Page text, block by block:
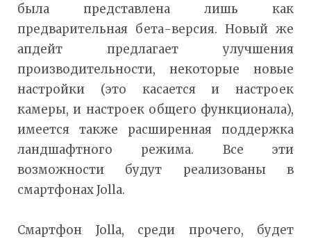
была представлена лишь как
предварительная бета-версия. Новый же
апдейт предлагает улучшения
производительности, некоторые новые
настройки (это касается и настроек
камеры, и настроек общего функционала),
имеется также расширенная поддержка
ландшафтного режима. Все эти
возможности будут реализованы в
смартфонах Jolla.
Смартфон Jolla, среди прочего, будет